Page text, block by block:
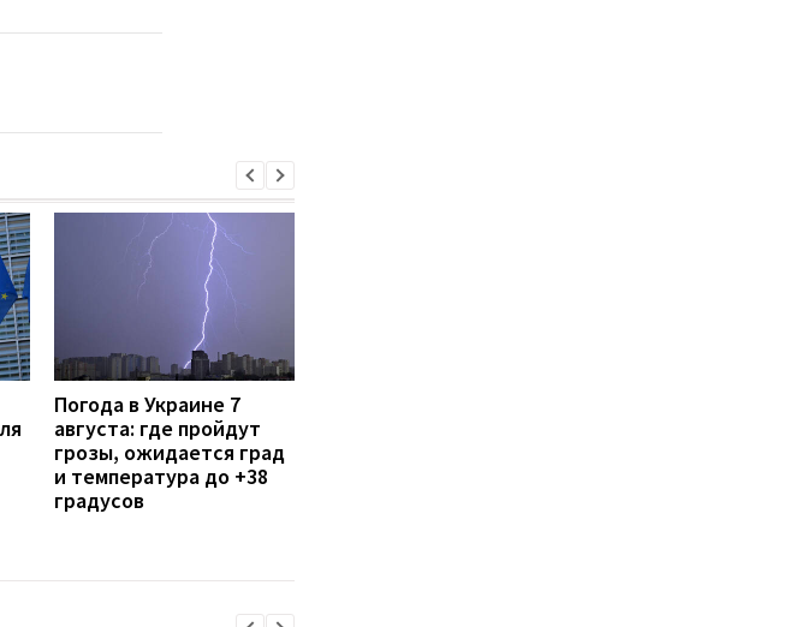
Погода в Украине 7
августа: где пройдут
грозы, ожидается град
и температура до +38
градусов